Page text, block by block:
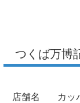
つくば万博
店舗名 カッ